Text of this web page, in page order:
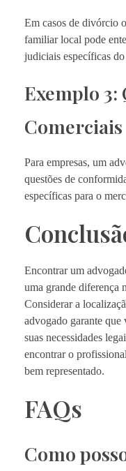
Em casos de divórcio
familiar local pode
judiciais específicas
Exemplo 3:
Comerciais
Para empresas, um
questões de
específicas para o
Encontrar um
uma grande diferença
Considerar a
advogado garante que
suas necessidades
encontrar o
bem representado.
FAQs
Como